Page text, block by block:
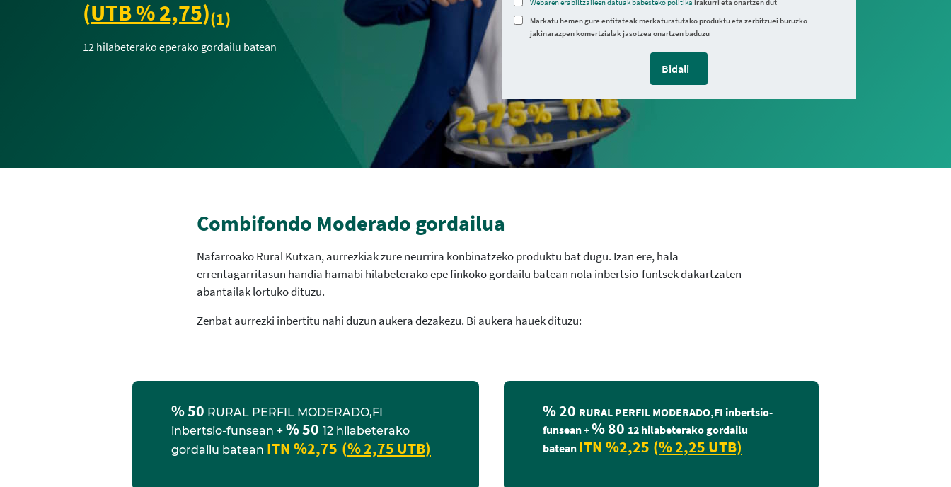
(UTB % 2,75)(1)
12 hilabeterako eperako gordailu batean
Webaren erabiltzaileen datuak babesteko politika irakurri eta onartzen dut
Markatu hemen gure entitateak merkaturatutako produktu eta zerbitzuei buruzko
jakinarazpen komertzialak jasotzea onartzen baduzu
Bidali
Combifondo Moderado gordailua
Nafarroako Rural Kutxan, aurrezkiak zure neurrira konbinatzeko produktu bat dugu. Izan ere, hala
errentagarritasun handia hamabi hilabeterako epe finkoko gordailu batean nola inbertsio-funtsek dakartzaten
abantailak lortuko dituzu.
Zenbat aurrezki inbertitu nahi duzun aukera dezakezu. Bi aukera hauek dituzu:
% 50 RURAL PERFIL MODERADO,FI
inbertsio-funsean + % 50 12 hilabeterako
gordailu batean ITN %2,75 (% 2,75 UTB)
% 20 RURAL PERFIL MODERADO,FI inbertsio-
funsean +% 80 12 hilabeterako gordailu
batean ITN %2,25 (% 2,25 UTB)